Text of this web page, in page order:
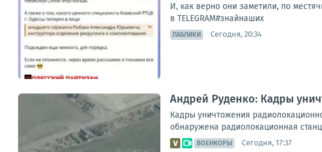
И, как верно они заметили, по
в TELEGRAM#знайнаших
ПАБЛИКИ Сегодня, 20:34
Андрей Руденко: Кадры
Кадры уничтожения
обнаружена радиолокационная
ВОЕНКОРЫ Сегодня, 17:37